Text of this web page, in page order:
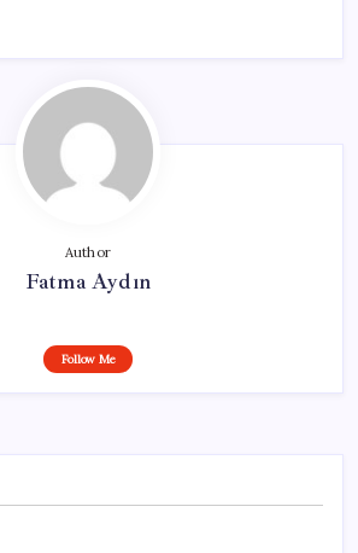
Author
Fatma Aydın
Follow Me